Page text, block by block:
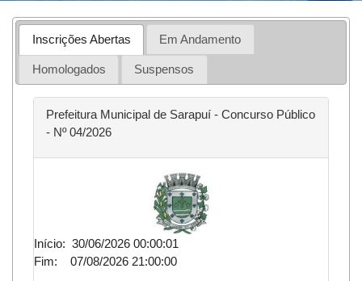
Inscrições Abertas Em Andamento
Homologados Suspensos
Prefeitura Municipal de Sarapuí - Concurso Público
- Nº 04/2026
Início: 30/06/2026 00:00:01
Fim: 07/08/2026 21:00:00